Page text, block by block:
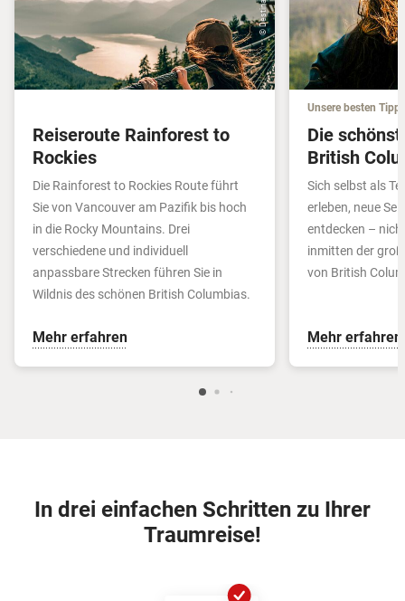
Reiseroute Rainforest to
Rockies
Die Rainforest to Rockies Route führt
Sie von Vancouver am Pazifik bis hoch
in die Rocky Mountains. Drei
verschiedene und individuell
anpassbare Strecken führen Sie in
Wildnis des schönen British Columbias.
Mehr erfahren
Unsere besten Tipps
Die
British
Sich selbst als
erleben, neue
entdecken –
inmitten der
von British
Mehr erfahren
In drei einfachen Schritten zu Ihrer
Traumreise!